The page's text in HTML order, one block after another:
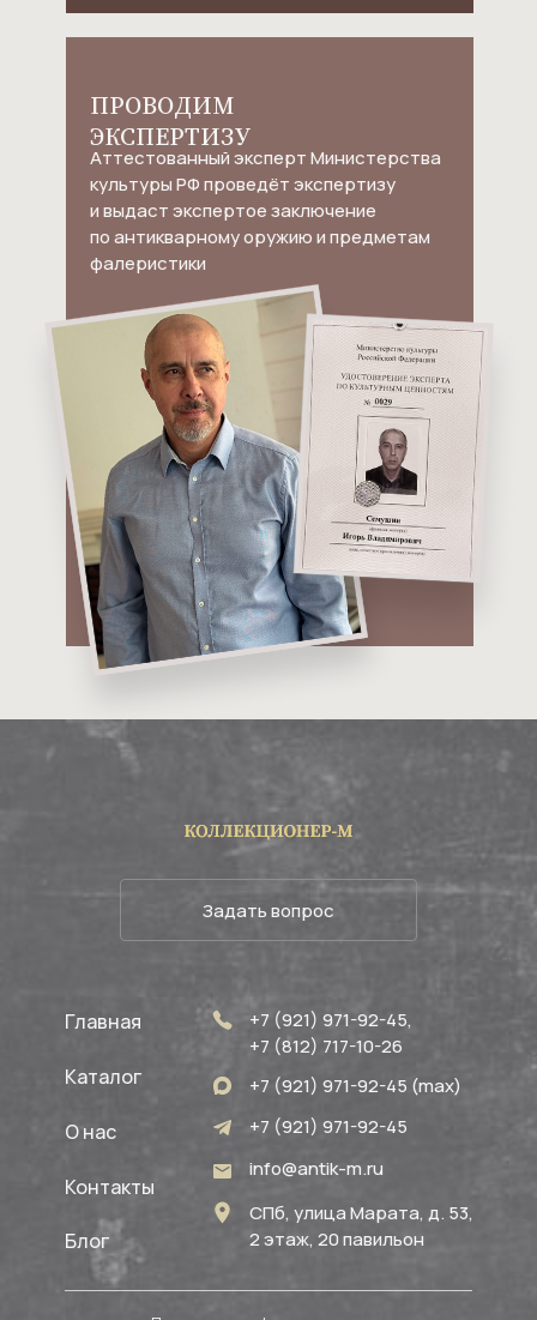
ПРОВОДИМ
ЭКСПЕРТИЗУ
Аттестованный эксперт Министерства
культуры РФ проведёт экспертизу
и выдаст экспертое заключение
по антикварному оружию и предметам
фалеристики
info@antik-m.ru
СПб, улица Марата, д. 53,
2 этаж, 20 павильон
+7 (921) 971-92-45
+7 (921) 971-92-45 (max)
+7 (921) 971-92-45,
+7 (812) 717-10-26
Задать вопрос
Блог
Контакты
О нас
Каталог
Главная